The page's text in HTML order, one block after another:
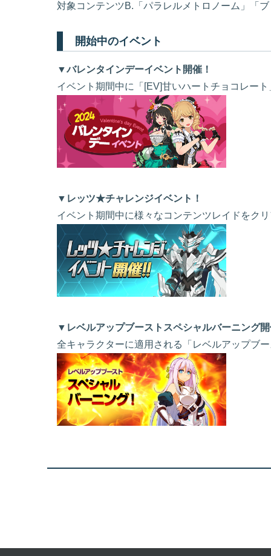
対象コンテンツB.「パラレルメトロノーム」「
開始中のイベント
▼バレンタインデーイベント開催！
イベント期間中に「[EV]甘いハートチョコレー
▼レッツ★チャレンジイベント！
イベント期間中に様々なコンテンツレイドをク
▼レベルアップブーストスペシャルバーニング
全キャラクターに適用される「レベルアップブ